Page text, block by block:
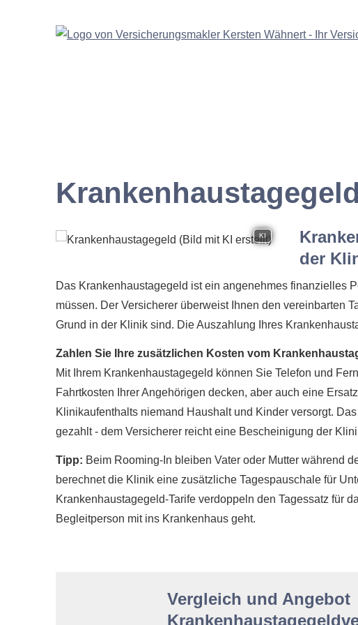
Krankenhaustagegeld
KI
der
Das Krankenhaustagegeld ist ein angenehmes finanzielles
müssen. Der Versicherer überweist Ihnen den vereinbarten
Grund in der Klinik sind. Die Auszahlung Ihres
Zahlen Sie Ihre zusätzlichen Kosten vom
Mit Ihrem Krankenhaustagegeld können Sie Telefon und
Fahrtkosten Ihrer Angehörigen decken, aber auch eine
Klinikaufenthalts niemand Haushalt und Kinder versorgt.
gezahlt - dem Versicherer reicht eine Bescheinigung der
Tipp: Beim Rooming-In bleiben Vater oder Mutter während
berechnet die Klinik eine zusätzliche Tagespauschale für
Krankenhaustagegeld-Tarife verdoppeln den Tagessatz für
Begleitperson mit ins Krankenhaus geht.
Vergleich und Angebot